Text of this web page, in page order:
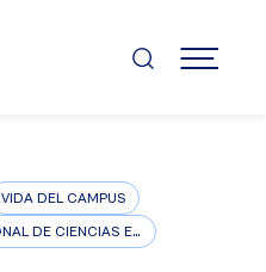
MENÚ
VIDA DEL CAMPUS
ESCUELA INTERNACIONAL DE CIENCIAS ECONÓMICAS Y ADMINISTRATIVAS